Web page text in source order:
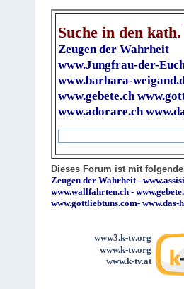
Suche in den
Zeugen der Wahrheit
www.Jungfrau-der-
www.barbara-
www.gebete.ch
www.adorare.ch
Dieses Forum ist mit
Zeugen der Wahrheit -
www.wallfahrten.ch -
www.gottliebtuns.com- www.das-
www3.k-tv.org
www.k-tv.org
www.k-tv.at